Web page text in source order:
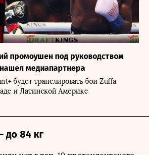
промоушен под руководством
нашел медиапартнера
будет транслировать бои Zuffa
и Латинской Америке
до 84 кг